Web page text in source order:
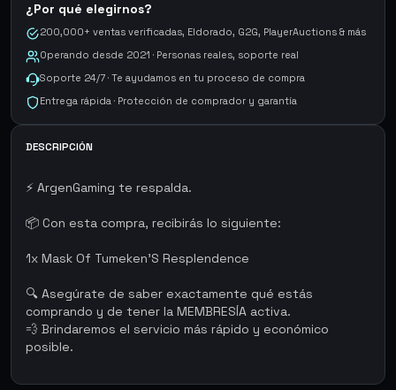
¿Por qué elegirnos?
200,000+ ventas verificadas, Eldorado, G2G, PlayerAuctions & más
Operando desde 2021 · Personas reales, soporte real
Soporte 24/7 · Te ayudamos en tu proceso de compra
Entrega rápida · Protección de comprador y garantía
DESCRIPCIÓN
⚡ ArgenGaming te respalda.
📦 Con esta compra, recibirás lo siguiente:
1x Mask Of Tumeken'S Resplendence
🔍 Asegúrate de saber exactamente qué estás
comprando y de tener la MEMBRESÍA activa.
💨 Brindaremos el servicio más rápido y económico
posible.